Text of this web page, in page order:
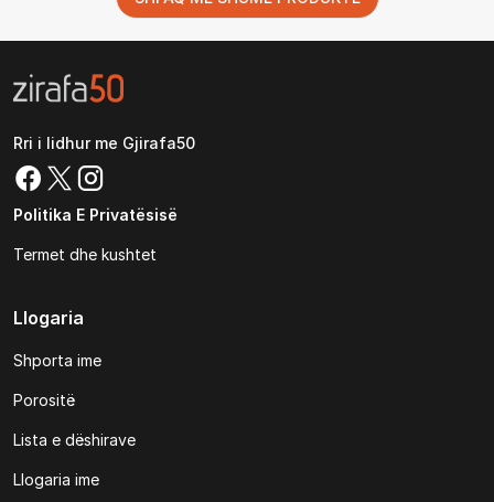
Rri i lidhur me Gjirafa50
Politika E Privatësisë
Termet dhe kushtet
Llogaria
Shporta ime
Porositë
Lista e dëshirave
Llogaria ime